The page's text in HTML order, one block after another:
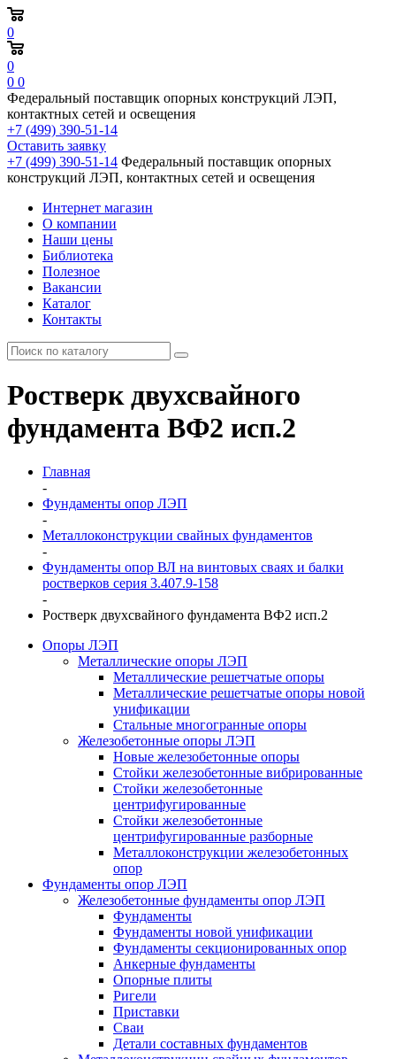
0
0
0 0
Федеральный поставщик опорных конструкций ЛЭП,
контактных сетей и освещения
+7 (499) 390-51-14
Оставить заявку
+7 (499) 390-51-14 Федеральный поставщик опорных
конструкций ЛЭП, контактных сетей и освещения
Интернет магазин
О компании
Наши цены
Библиотека
Полезное
Вакансии
Каталог
Контакты
Ростверк двухсвайного
фундамента ВФ2 исп.2
Главная
-
Фундаменты опор ЛЭП
-
Металлоконструкции свайных фундаментов
-
Фундаменты опор ВЛ на винтовых сваях и балки
ростверков серия 3.407.9-158
-
Ростверк двухсвайного фундамента ВФ2 исп.2
Опоры ЛЭП
Металлические опоры ЛЭП
Металлические решетчатые опоры
Металлические решетчатые опоры новой
унификации
Стальные многогранные опоры
Железобетонные опоры ЛЭП
Новые железобетонные опоры
Стойки железобетонные вибрированные
Стойки железобетонные
центрифугированные
Стойки железобетонные
центрифугированные разборные
Металлоконструкции железобетонных
опор
Фундаменты опор ЛЭП
Железобетонные фундаменты опор ЛЭП
Фундаменты
Фундаменты новой унификации
Фундаменты секционированных опор
Анкерные фундаменты
Опорные плиты
Ригели
Приставки
Сваи
Детали составных фундаментов